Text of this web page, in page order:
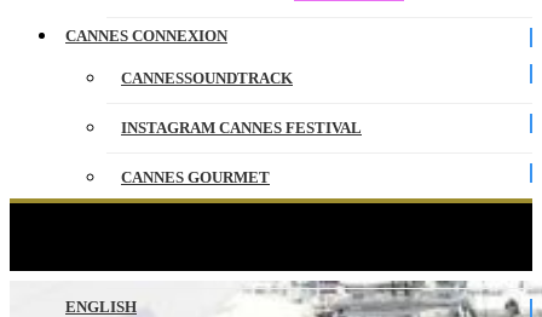
CANNES CONNEXION
CANNESSOUNDTRACK
INSTAGRAM CANNES FESTIVAL
CANNES GOURMET
ENGLISH